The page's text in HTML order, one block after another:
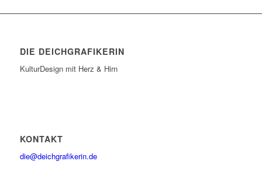
DIE DEICHGRAFIKERIN
KulturDesign mit Herz & Hirn
KONTAKT
die@deichgrafikerin.de